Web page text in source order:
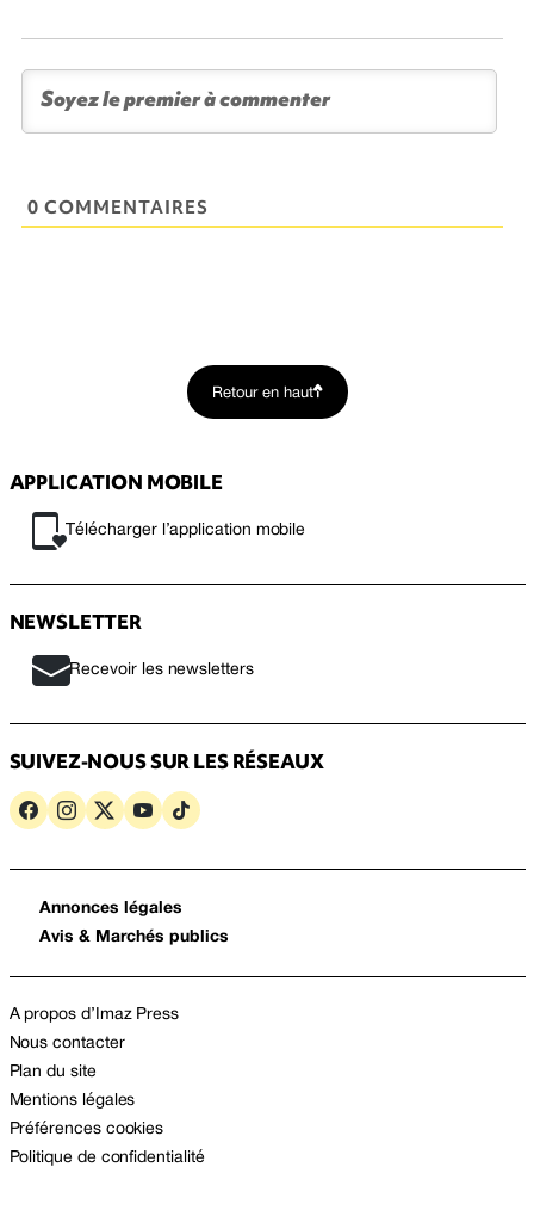
0 COMMENTAIRES
Retour en haut
APPLICATION MOBILE
Télécharger l’application mobile
NEWSLETTER
Recevoir les newsletters
SUIVEZ-NOUS SUR LES RÉSEAUX
Annonces légales
Avis & Marchés publics
A propos d’Imaz Press
Nous contacter
Plan du site
Mentions légales
Préférences cookies
Politique de confidentialité